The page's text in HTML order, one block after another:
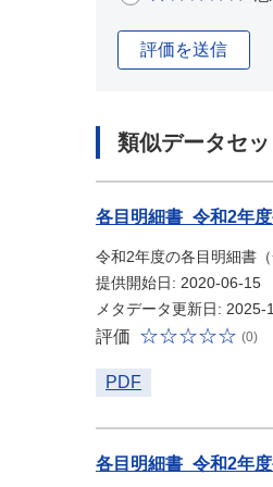
評価を送信
類似データセッ
各目明細書_令和2年
令和2年度の各目明細書（
提供開始日: 2020-06-15
メタデータ更新日: 2025-
評価 (0)
PDF
各目明細書_令和2年